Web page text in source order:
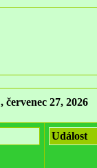
, červenec 27, 2026
Událost